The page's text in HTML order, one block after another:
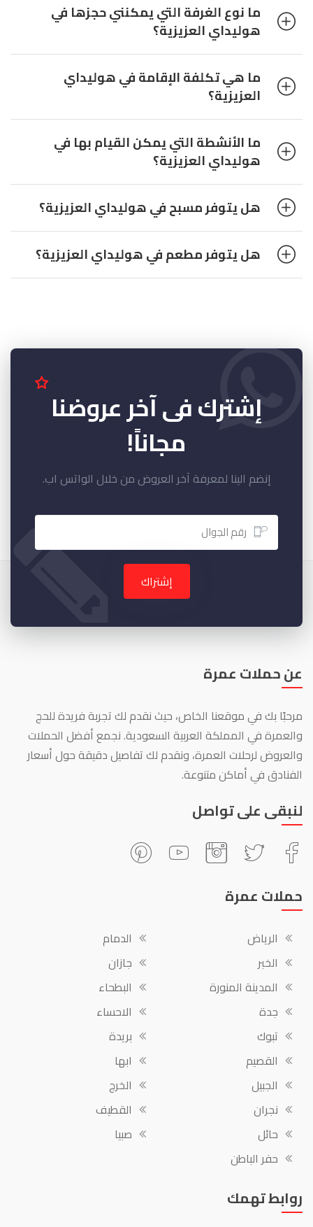
ما نوع الغرفة التي يمكنني حجزها في
هوليداي العزيزية؟
ما هي تكلفة الإقامة في هوليداي
العزيزية؟
ما الأنشطة التي يمكن القيام بها في
هوليداي العزيزية؟
هل يتوفر مسبح في هوليداي العزيزية؟
هل يتوفر مطعم في هوليداي العزيزية؟
إشترك فى آخر عروضنا
مجاناً!
إنضم الينا لمعرفة آخر العروض من خلال الواتس اب.
إشتراك
عن حملات عمرة
مرحبًا بك في موقعنا الخاص، حيث نقدم لك تجربة فريدة للحج
والعمرة في المملكة العربية السعودية. نجمع أفضل الحملات
والعروض لرحلات العمرة، ونقدم لك تفاصيل دقيقة حول أسعار
الفنادق في أماكن متنوعة.
لنبقى على تواصل
حملات عمرة
الرياض
الدمام
الخبر
جازان
المدينة المنورة
البطحاء
جدة
الاحساء
تبوك
بريدة
القصيم
ابها
الجبيل
الخرج
نجران
القطيف
حائل
صبيا
حفر الباطن
روابط تهمك